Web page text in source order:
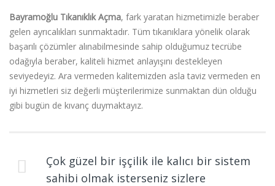
Bayramoğlu Tıkanıklık Açma, fark yaratan hizmetimizle beraber
gelen ayrıcalıkları sunmaktadır. Tüm tıkanıklara yönelik olarak
başarılı çözümler alınabilmesinde sahip olduğumuz tecrübe
odağıyla beraber, kaliteli hizmet anlayışını destekleyen
seviyedeyiz. Ara vermeden kalitemizden asla taviz vermeden en
iyi hizmetleri siz değerli müşterilerimize sunmaktan dün olduğu
gibi bugün de kıvanç duymaktayız.
Çok güzel bir işçilik ile kalıcı bir sistem
sahibi olmak isterseniz sizlere